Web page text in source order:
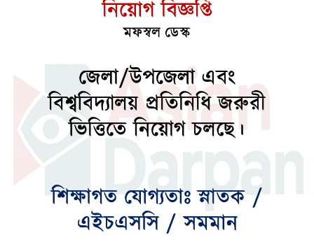
জেনে নিন শনিবারের নামাজের সময়সূচি
জুলাই গণঅভ্যুত্থানের আসল কৃতিত্ব জনগণের :
তথ্যমন্ত্রী
শিল্পকলায় শুরু হচ্ছে তিন দিনের চলচ্চিত্র উৎসব
আগামী ৯ আগস্ট চট্টগ্রাম সফরে আসছেন
প্রধানমন্ত্রী